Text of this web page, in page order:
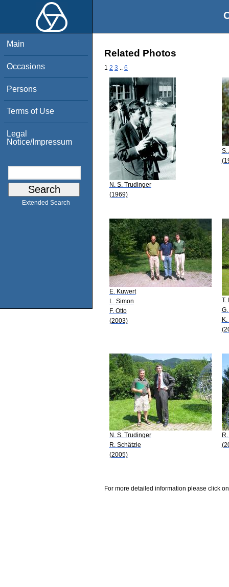
Main
Occasions
Persons
Terms of Use
Legal
Notice/Impressum
Extended Search
Related Photos
1 2 3 6
N. S. Trudinger
(1969)
S.
E. Kuwert
L. Simon
F. Otto
(2003)
T.
K.
N. S. Trudinger
R. Schätzle
(2005)
For more detailed information please click